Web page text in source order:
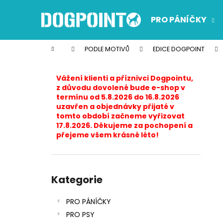
PRO PÁNÍČKY
Domů PODLE MOTIVŮ EDICE DOGPOINT
Vážení klienti a příznivci Dogpointu,
z důvodu dovolené bude e-shop v
termínu od 5.8.2026 do 16.8.2026
uzavřen a objednávky přijaté v
tomto období začneme vyřizovat
17.8.2026. Děkujeme za pochopení a
přejeme všem krásné léto!
kategorie
Kategorie
PRO PÁNÍČKY
PRO PSY
í
Zpět
do
Zpět
do